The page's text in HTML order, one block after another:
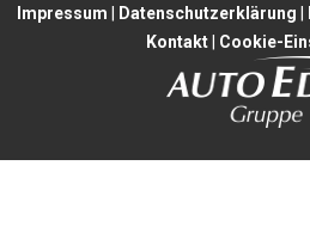
Impressum
Datenschutzerklärung
Kontakt| Cookie-